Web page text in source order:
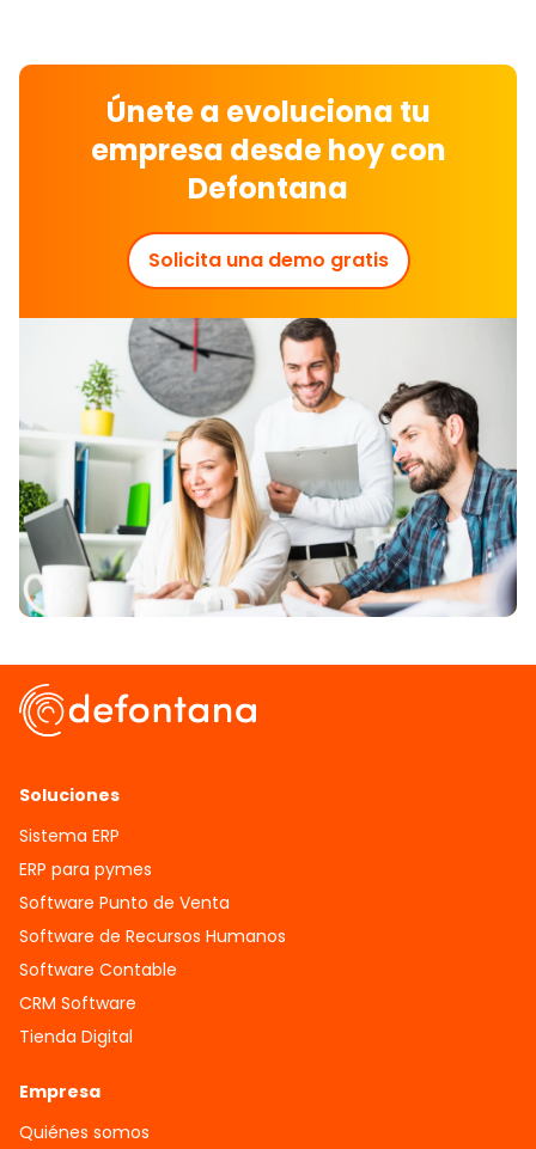
Únete a evoluciona tu
empresa desde hoy con
Defontana
Solicita una demo gratis
Soluciones
Sistema ERP
ERP para pymes
Software Punto de Venta
Software de Recursos Humanos
Software Contable
CRM Software
Tienda Digital
Empresa
Quiénes somos